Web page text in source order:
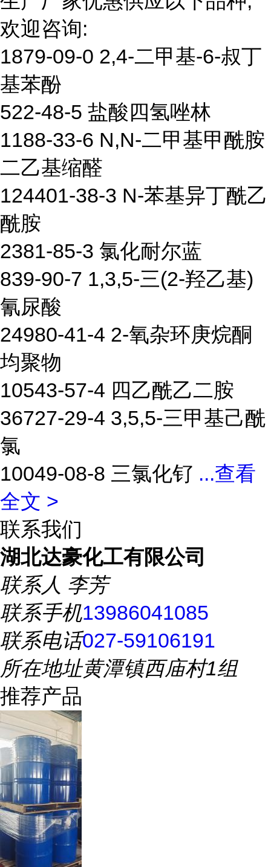
欢迎咨询:
1879-09-0 2,4-二甲基-6-叔丁
基苯酚
522-48-5 盐酸四氢唑林
1188-33-6 N,N-二甲基甲酰胺
二乙基缩醛
124401-38-3 N-苯基异丁酰乙
酰胺
2381-85-3 氯化耐尔蓝
839-90-7 1,3,5-三(2-羟乙基)
氰尿酸
24980-41-4 2-氧杂环庚烷酮
均聚物
10543-57-4 四乙酰乙二胺
36727-29-4 3,5,5-三甲基己酰
氯
10049-08-8 三氯化钌 ...查看
全文 >
联系我们
湖北达豪化工有限公司
联系人 李芳
联系手机13986041085
联系电话027-59106191
所在地址黄潭镇西庙村1组
推荐产品